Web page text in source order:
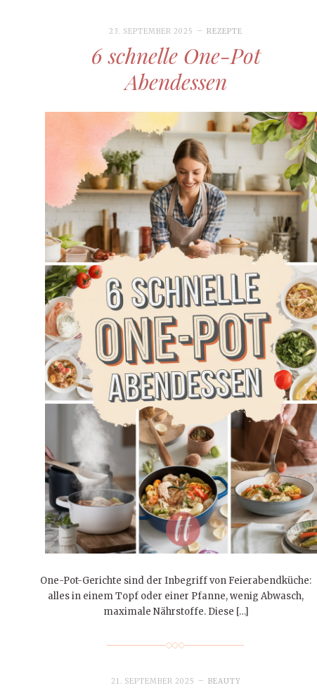
23. SEPTEMBER 2025 REZEPTE
6 schnelle One-Pot
Abendessen
One-Pot-Gerichte sind der Inbegriff von Feierabendküche:
alles in einem Topf oder einer Pfanne, wenig Abwasch,
maximale Nährstoffe. Diese […]
21. SEPTEMBER 2025 BEAUTY